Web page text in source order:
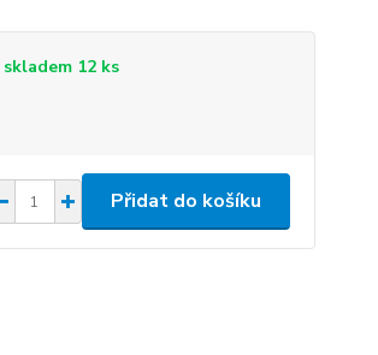
skladem 12 ks
Přidat do košíku